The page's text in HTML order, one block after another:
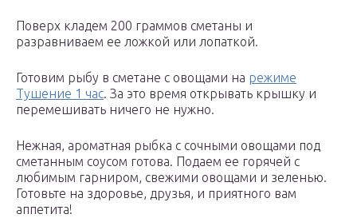
Поверх кладем 200 граммов сметаны и
разравниваем ее ложкой или лопаткой.
Готовим рыбу в сметане с овощами на режиме
Тушение 1 час. За это время открывать крышку и
перемешивать ничего не нужно.
Нежная, ароматная рыбка с сочными овощами под
сметанным соусом готова. Подаем ее горячей с
любимым гарниром, свежими овощами и зеленью.
Готовьте на здоровье, друзья, и приятного вам
аппетита!